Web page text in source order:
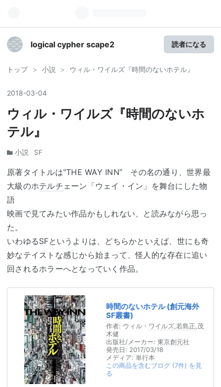
logical cypher scape2 読者になる
トップ > 小説 > ウィル・ワイルズ『時間のないホテル』
2018-03-04
ウィル・ワイルズ『時間のないホ
テル』
小説 SF
原著タイトルは"THE WAY INN” その名の通り、世界最
大級のホテルチ ェーン「ウェイ・イン」を舞台にした物
語
映画で見てみたい作品かもしれない、と読みながら思っ
た。
いわゆるSFというよりは、どちらかといえば、世にも奇
妙なテイストな感じから始まって、怪人的な存在に追い
回されるホラーへとなっていく作品。
時間のないホテル (創元海外
SF叢書)
作者: ウィル・ ワイルズ,若島正,茂
木健
出版社/メーカー: 東京創元社
発売日: 2017/03/18
メディア: 単行本
この商品を含むブログ (7件) を見
る